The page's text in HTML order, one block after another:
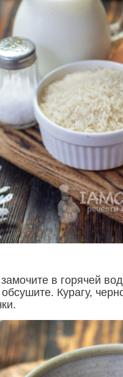
в горячей
Курагу,